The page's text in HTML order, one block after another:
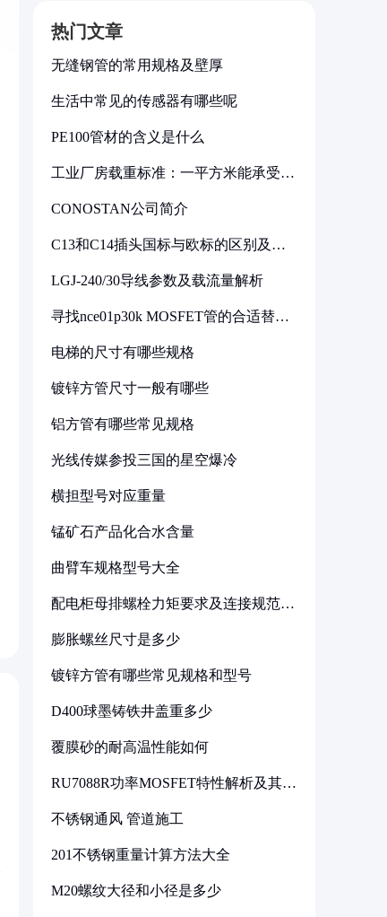
热门文章
无缝钢管的常用规格及壁厚
生活中常见的传感器有哪些呢
PE100管材的含义是什么
工业厂房载重标准：一平方米能承受多
CONOSTAN公司简介
C13和C14插头国标与欧标的区别及其
LGJ-240/30导线参数及载流量解析
寻找nce01p30k MOSFET管的合适替代
电梯的尺寸有哪些规格
镀锌方管尺寸一般有哪些
铝方管有哪些常见规格
光线传媒参投三国的星空爆冷
横担型号对应重量
锰矿石产品化合水含量
曲臂车规格型号大全
配电柜母排螺栓力矩要求及连接规范详
膨胀螺丝尺寸是多少
镀锌方管有哪些常见规格和型号
D400球墨铸铁井盖重多少
覆膜砂的耐高温性能如何
RU7088R功率MOSFET特性解析及其在
不锈钢通风 管道施工
201不锈钢重量计算方法大全
M20螺纹大径和小径是多少